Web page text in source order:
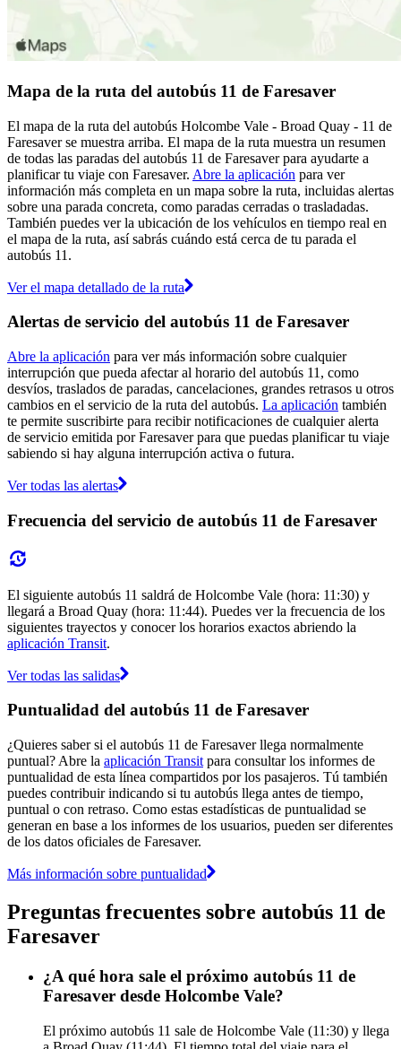
Mapa de la ruta del autobús 11 de Faresaver
El mapa de la ruta del autobús Holcombe Vale - Broad Quay - 11 de
Faresaver se muestra arriba. El mapa de la ruta muestra un resumen
de todas las paradas del autobús 11 de Faresaver para ayudarte a
planificar tu viaje con Faresaver. Abre la aplicación para ver
información más completa en un mapa sobre la ruta, incluidas alertas
sobre una parada concreta, como paradas cerradas o trasladadas.
También puedes ver la ubicación de los vehículos en tiempo real en
el mapa de la ruta, así sabrás cuándo está cerca de tu parada el
autobús 11.
Ver el mapa detallado de la ruta
Alertas de servicio del autobús 11 de Faresaver
Abre la aplicación para ver más información sobre cualquier
interrupción que pueda afectar al horario del autobús 11, como
desvíos, traslados de paradas, cancelaciones, grandes retrasos u otros
cambios en el servicio de la ruta del autobús. La aplicación también
te permite suscribirte para recibir notificaciones de cualquier alerta
de servicio emitida por Faresaver para que puedas planificar tu viaje
sabiendo si hay alguna interrupción activa o futura.
Ver todas las alertas
Frecuencia del servicio de autobús 11 de Faresaver
El siguiente autobús 11 saldrá de Holcombe Vale (hora: 11:30) y
llegará a Broad Quay (hora: 11:44). Puedes ver la frecuencia de los
siguientes trayectos y conocer los horarios exactos abriendo la
aplicación Transit.
Ver todas las salidas
Puntualidad del autobús 11 de Faresaver
¿Quieres saber si el autobús 11 de Faresaver llega normalmente
puntual? Abre la aplicación Transit para consultar los informes de
puntualidad de esta línea compartidos por los pasajeros. Tú también
puedes contribuir indicando si tu autobús llega antes de tiempo,
puntual o con retraso. Como estas estadísticas de puntualidad se
generan en base a los informes de los usuarios, pueden ser diferentes
de los datos oficiales de Faresaver.
Más información sobre puntualidad
Preguntas frecuentes sobre autobús 11 de
Faresaver
¿A qué hora sale el próximo autobús 11 de
Faresaver desde Holcombe Vale?
El próximo autobús 11 sale de Holcombe Vale (11:30) y llega